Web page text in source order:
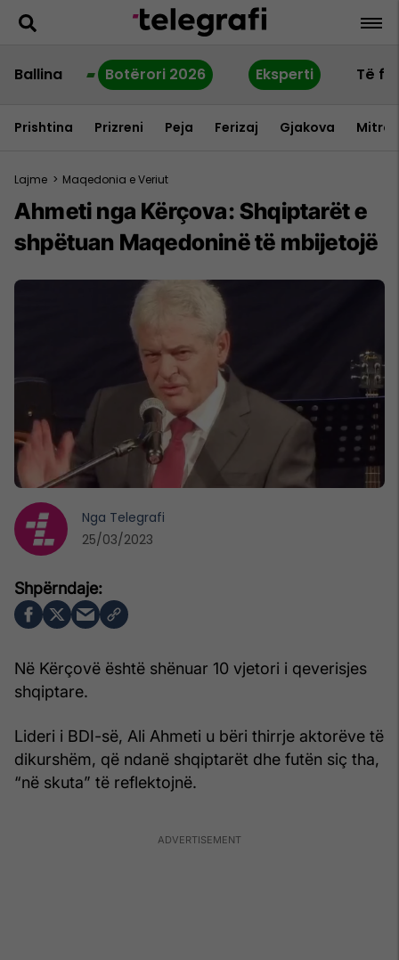
Ballina Botërori 2026 Eksperti Të
Prishtina Prizreni Peja Ferizaj Gjakova
Lajme > Maqedonia e Veriut
Ahmeti nga Kërçova: Shqiptarët e
shpëtuan Maqedoninë të mbijetojë
Në Kërçovë është shënuar 10 vjetori i qeverisjes
shqiptare.
Lideri i BDI-së, Ali Ahmeti u bëri thirrje aktorëve të
dikurshëm, që ndanë shqiptarët dhe futën siç tha,
“në skuta” të reflektojnë.
Nga Telegrafi
25/03/2023